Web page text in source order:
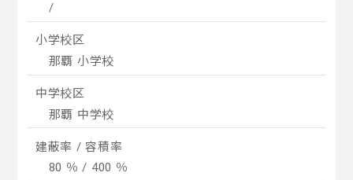
/
小学校区
那覇 小学校
中学校区
那覇 中学校
建蔽率 / 容積率
80 ％ / 400 ％